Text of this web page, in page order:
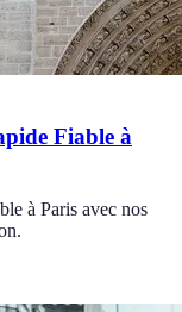
Fiable à
à Paris avec nos